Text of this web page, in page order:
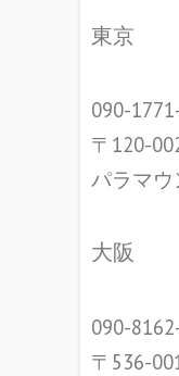
東京
090-
〒120-
パラマウ
大阪
090-
〒536-